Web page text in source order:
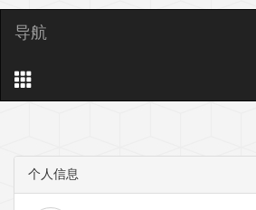
导航
个人信息